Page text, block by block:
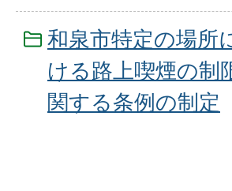
和泉市特定の場所
ける路上喫煙の制
関する条例の制定